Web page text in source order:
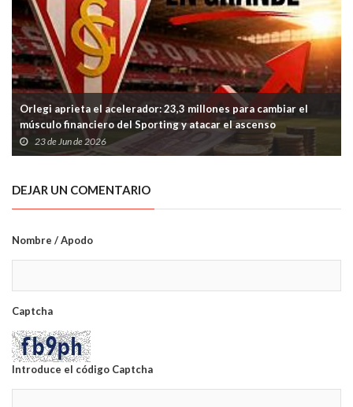
Orlegi aprieta el acelerador: 23,3 millones para cambiar el
músculo financiero del Sporting y atacar el ascenso
23 de Jun de 2026
DEJAR UN COMENTARIO
Nombre / Apodo
Captcha
Introduce el código Captcha